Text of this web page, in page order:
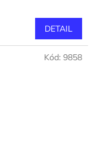
DETAIL
Kód: 9858